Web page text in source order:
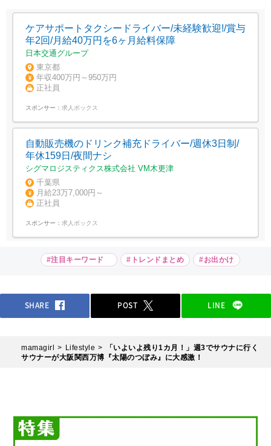
ケアサポートタクシードライバー/未経験歓迎!/賞与
年2回/月給40万円を6ヶ月給料保障
日本交通グループ
東京都
年収400万円～950万円
正社員
スポンサー： 求人ボックス
自動販売機のドリンク補充ドライバー/週休3日制/
年休159日/夜間ナシ
シグマロジスティクス株式会社 VM木更津
千葉県
月給23万7,000円～
正社員
スポンサー： 求人ボックス
#注目キーワード #トレンドまとめ #お出かけ
SHARE POST LINE
mamagirl Lifestyle
「いよいよ残り1カ月！」週3でサウナに行く
サウナーが大阪関西万博『太陽のつぼみ』に大感激！